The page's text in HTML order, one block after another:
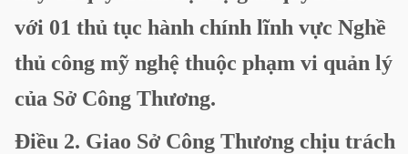
với 01 thủ tục hành chính lĩnh vực Nghề
thủ công mỹ nghệ thuộc phạm vi quản lý
của Sở Công Thương.
Điều 2. Giao Sở Công Thương chịu trách